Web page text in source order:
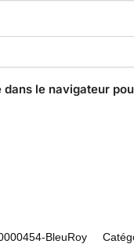
le navigateur
BleuRoy